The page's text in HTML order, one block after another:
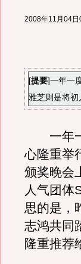
2008年11月04日
[提要]一年一
雅芝则是将
一年一
心隆重举
颁奖晚会
人气团体
思的是，
志鸿共同
隆重推荐